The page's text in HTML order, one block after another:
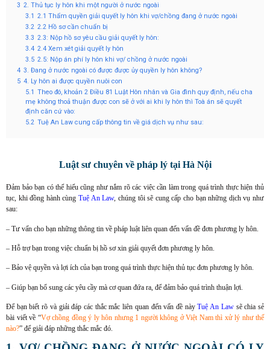
3 2. Thủ tục ly hôn khi một người ở nước ngoài
3.1 2.1 Thẩm quyền giải quyết ly hôn khi vợ/chồng đang ở nước ngoài
3.2 2.2 Hồ sơ cần chuẩn bị
3.3 2.3: Nộp hồ sơ yêu cầu giải quyết ly hôn:
3.4 2.4 Xem xét giải quyết ly hôn
3.5 2.5: Nộp án phí ly hôn khi vợ/ chồng ở nước ngoài
4 3. Đang ở nước ngoài có được được ủy quyền ly hôn không?
5 4. Ly hôn ai được quyền nuôi con
5.1 Theo đó, khoản 2 Điều 81 Luật Hôn nhân và Gia đình quy định, nếu cha
mẹ không thoả thuận được con sẽ ở với ai khi ly hôn thì Toà án sẽ quyết
định căn cứ vào:
5.2 Tuệ An Law cung cấp thông tin về giá dịch vụ như sau:
Luật sư chuyên về pháp lý tại Hà Nội
Đảm bảo bạn có thể hiểu cũng như nắm rõ các việc cần làm trong quá trình thực hiện thủ
tục, khi đồng hành cùng Tuệ An Law, chúng tôi sẽ cung cấp cho bạn những dịch vụ như
sau:
– Tư vấn cho bạn những thông tin về pháp luật liên quan đến vấn đề đơn phương ly hôn.
– Hỗ trợ bạn trong việc chuẩn bị hồ sơ xin giải quyết đơn phương ly hôn.
– Bảo vệ quyền và lợi ích của bạn trong quá trình thực hiện thủ tục đơn phương ly hôn.
– Giúp bạn bổ sung các yêu cầy mà cơ quan đứa ra, để đảm bảo quá trình thuận lợi.
Để bạn biết rõ và giải đáp các thắc mắc liên quan đến vấn đề nàyTuệ An Lawsẽ chia sẻ
bài viết về “Vợ chồng đồng ý ly hôn nhưng 1 người không ở Việt Nam thì xử lý như thế
nào?” để giải đáp những thắc mắc đó.